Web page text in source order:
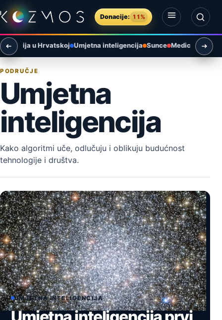
Preskoči na sadržaj
Donacije: 11%
Otvori izbornik
Otvori pretragu
u Hrvatskoj Umjetna inteligencija Sunce Medicina
PODRUČJE
Umjetna
inteligencija
Kako algoritmi uče, odlučuju i oblikuju budućnost
tehnologije i društva.
UMJETNA INTELIGENCIJA